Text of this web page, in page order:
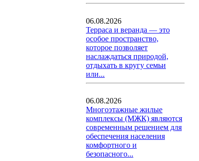
06.08.2026
Терраса и веранда — это
особое пространство,
которое позволяет
наслаждаться природой,
отдыхать в кругу семьи
или...
06.08.2026
Многоэтажные жилые
комплексы (МЖК) являются
современным решением для
обеспечения населения
комфортного и
безопасного...